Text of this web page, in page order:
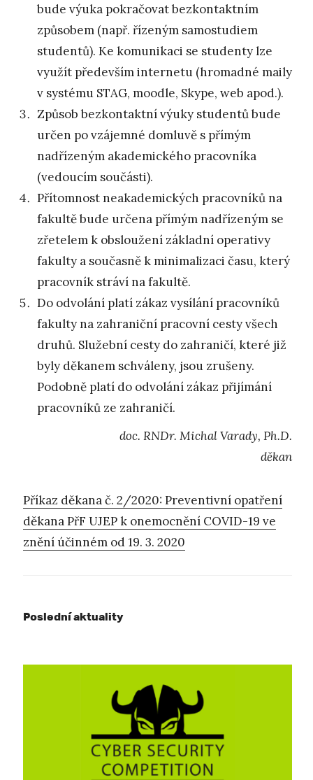
bude výuka pokračovat bezkontaktním
způsobem (např. řízeným samostudiem
studentů). Ke komunikaci se studenty lze
využít především internetu (hromadné maily
v systému STAG, moodle, Skype, web apod.).
Způsob bezkontaktní výuky studentů bude
určen po vzájemné domluvě s přímým
nadřízeným akademického pracovníka
(vedoucím součásti).
Přítomnost neakademických pracovníků na
fakultě bude určena přímým nadřízeným se
zřetelem k obsloužení základní operativy
fakulty a současně k minimalizaci času, který
pracovník stráví na fakultě.
Do odvolání platí zákaz vysílání pracovníků
fakulty na zahraniční pracovní cesty všech
druhů. Služební cesty do zahraničí, které již
byly děkanem schváleny, jsou zrušeny.
Podobně platí do odvolání zákaz přijímání
pracovníků ze zahraničí.
doc. RNDr. Michal Varady, Ph.D.
děkan
Příkaz děkana č. 2/2020: Preventivní opatření
děkana PřF UJEP k onemocnění COVID-19 ve
znění účinném od 19. 3. 2020
Poslední aktuality